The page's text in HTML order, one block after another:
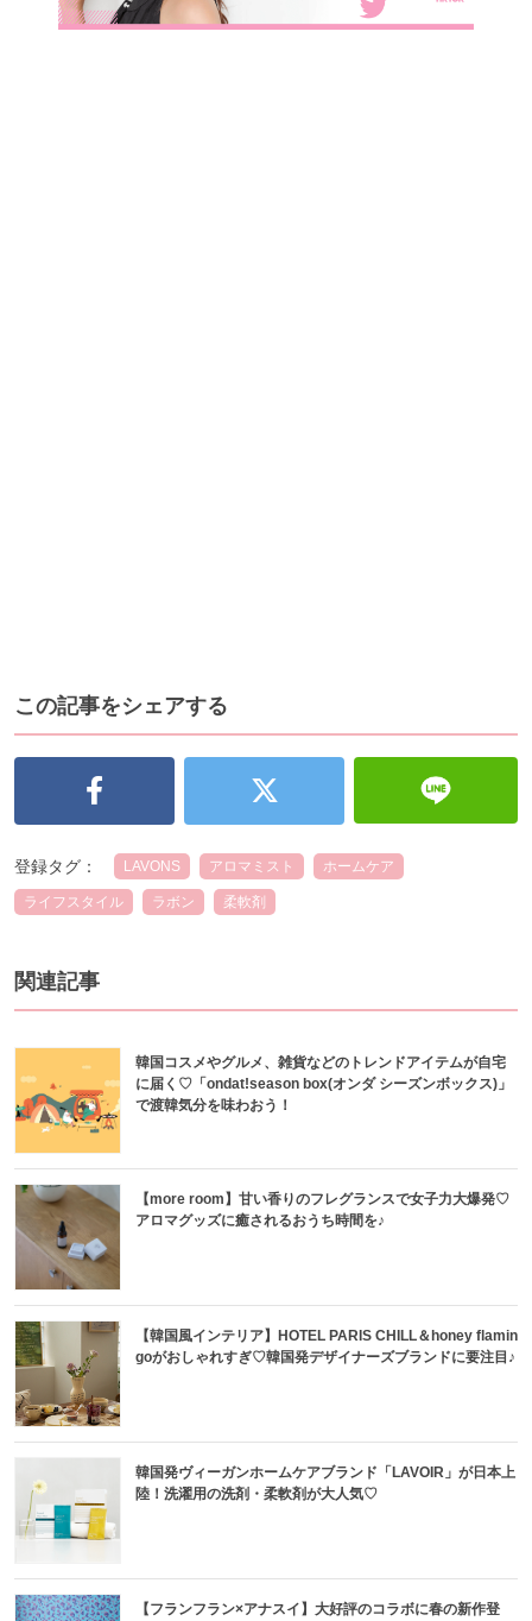
この記事をシェアする
登録タグ： LAVONS アロマミスト ホームケア
ライフスタイル ラボン 柔軟剤
関連記事
韓国コスメやグルメ、雑貨などのトレンドアイテムが自宅
に届く♡「ondat!season box(オンダ シーズンボックス)」
で渡韓気分を味わおう！
【more room】甘い香りのフレグランスで女子力大爆発♡
アロマグッズに癒されるおうち時間を♪
【韓国風インテリア】HOTEL PARIS CHILL＆honey flamin
goがおしゃれすぎ♡韓国発デザイナーズブランドに要注目♪
韓国発ヴィーガンホームケアブランド「LAVOIR」が日本上
陸！洗濯用の洗剤・柔軟剤が大人気♡
【フランフラン×アナスイ】大好評のコラボに春の新作登